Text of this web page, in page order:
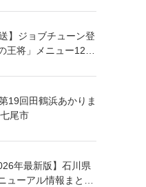
の店舗!
】ジョブチューン登
王将」メニュー12品
19回田鶴浜あかりま
尾市
年最新版】石川県
ューアル情報まとめ